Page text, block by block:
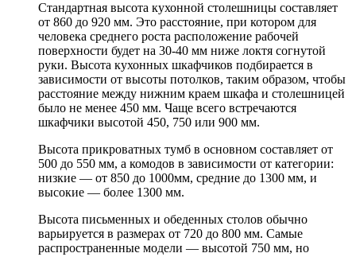
Стандартная высота кухонной столешницы составляет
от 860 до 920 мм. Это расстояние, при котором для
человека среднего роста расположение рабочей
поверхности будет на 30-40 мм ниже локтя согнутой
руки. Высота кухонных шкафчиков подбирается в
зависимости от высоты потолков, таким образом, чтобы
расстояние между нижним краем шкафа и столешницей
было не менее 450 мм. Чаще всего встречаются
шкафчики высотой 450, 750 или 900 мм.
Высота прикроватных тумб в основном составляет от
500 до 550 мм, а комодов в зависимости от категории:
низкие — от 850 до 1000мм, средние до 1300 мм, и
высокие — более 1300 мм.
Высота письменных и обеденных столов обычно
варьируется в размерах от 720 до 800 мм. Самые
распространенные модели — высотой 750 мм, но